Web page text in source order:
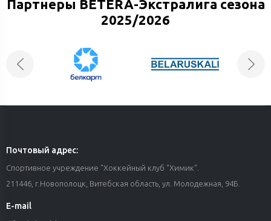
Партнеры BETERA-Экстралига сезона
2025/2026
Почтовый адрес:
Спортивное учреждение "Хоккейный клуб "Химик".
211446, г.Новополоцк, Витебская область, ул. Молодежная, 94Б.
E-mail